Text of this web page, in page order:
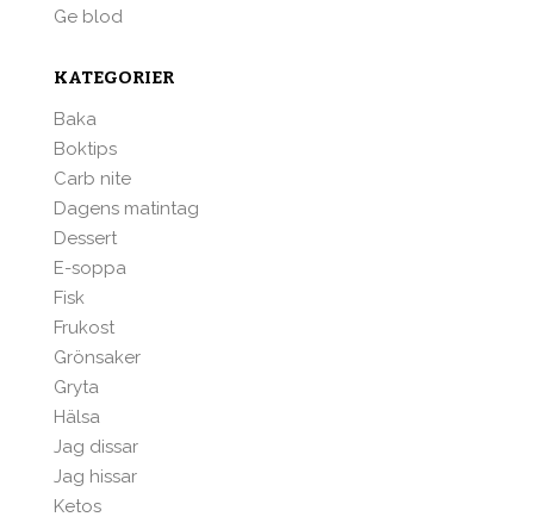
Ge blod
KATEGORIER
Baka
Boktips
Carb nite
Dagens matintag
Dessert
E-soppa
Fisk
Frukost
Grönsaker
Gryta
Hälsa
Jag dissar
Jag hissar
Ketos